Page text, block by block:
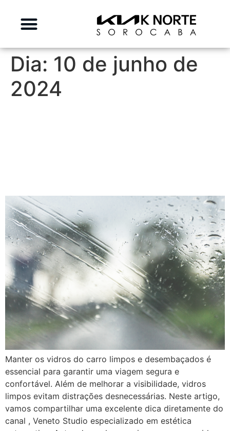
Dia: 10 de junho de
2024
Manter os vidros do carro limpos e desembaçados é
essencial para garantir uma viagem segura e
confortável. Além de melhorar a visibilidade, vidros
limpos evitam distrações desnecessárias. Neste artigo,
vamos compartilhar uma excelente dica diretamente do
canal , Veneto Studio especializado em estética